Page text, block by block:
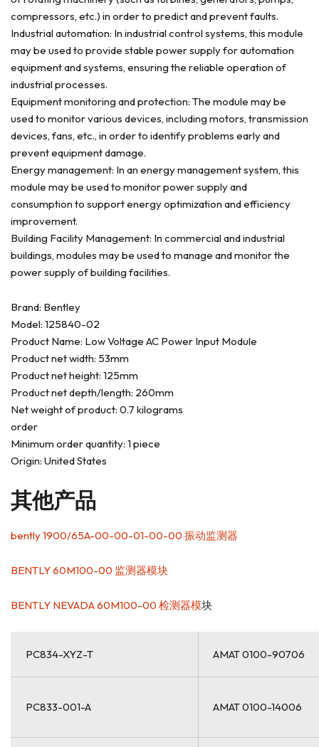
compressors, etc.) in order to predict and prevent faults.
Industrial automation: In industrial control systems, this module
may be used to provide stable power supply for automation
equipment and systems, ensuring the reliable operation of
industrial processes.
Equipment monitoring and protection: The module may be
used to monitor various devices, including motors, transmission
devices, fans, etc., in order to identify problems early and
prevent equipment damage.
Energy management: In an energy management system, this
module may be used to monitor power supply and
consumption to support energy optimization and efficiency
improvement.
Building Facility Management: In commercial and industrial
buildings, modules may be used to manage and monitor the
power supply of building facilities.
Brand: Bentley
Model: 125840-02
Product Name: Low Voltage AC Power Input Module
Product net width: 53mm
Product net height: 125mm
Product net depth/length: 260mm
Net weight of product: 0.7 kilograms
order
Minimum order quantity: 1 piece
Origin: United States
其他产品
bently 1900/65A-00-00-01-00-00 振动监测器
BENTLY 60M100-00 监测器模块
BENTLY NEVADA 60M100-00 检测器模块
PC834-XYZ-T AMAT 0100-90706
PC833-001-A AMAT 0100-14006